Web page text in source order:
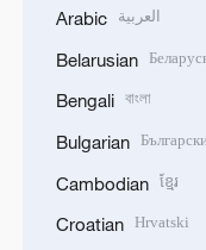
Arabic العربية
Belarusian
Bengali বাংলা
Bulgarian
Cambodian ខ្មែរ
Croatian Hrvatski